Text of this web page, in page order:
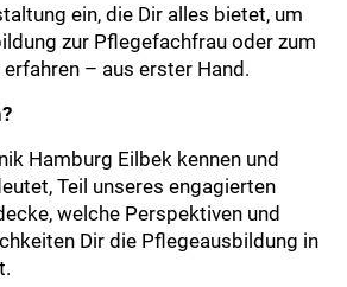
ein, die Dir alles bietet, um
zur Pflegefachfrau oder zum
– aus erster Hand.
Hamburg Eilbek kennen und
Teil unseres engagierten
welche Perspektiven und
Dir die Pflegeausbildung in